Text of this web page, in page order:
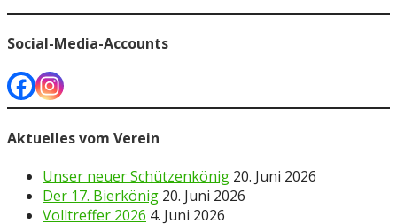
Social-Media-Accounts
Aktuelles vom Verein
Unser neuer Schützenkönig 20. Juni 2026
Der 17. Bierkönig 20. Juni 2026
Volltreffer 2026 4. Juni 2026